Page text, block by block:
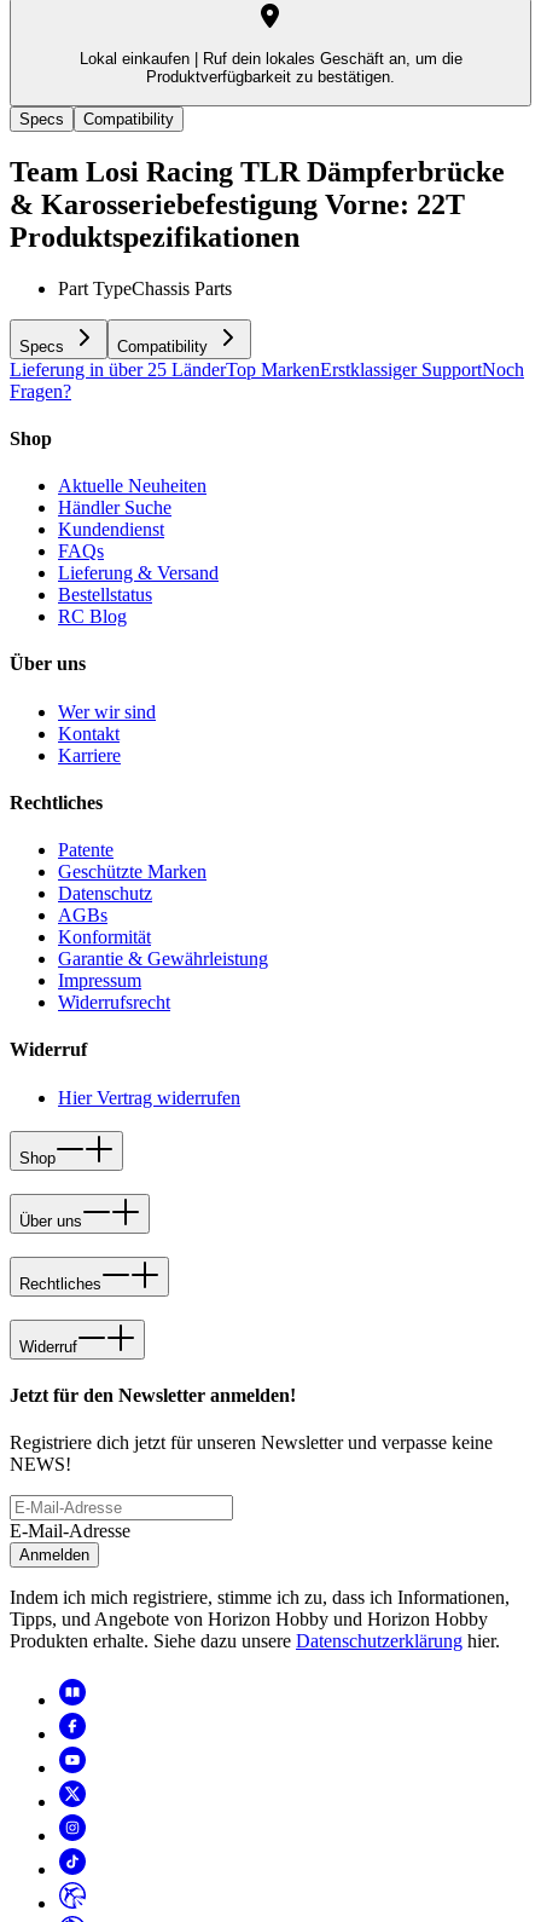
Lokal einkaufen |
Ruf dein lokales Geschäft an, um die
Produktverfügbarkeit zu bestätigen.
Specs Compatibility
Team Losi Racing TLR Dämpferbrücke
& Karosseriebefestigung Vorne: 22T
Produktspezifikationen
Part TypeChassis Parts
Specs Compatibility
Lieferung in über 25 LänderTop MarkenErstklassiger SupportNoch
Fragen?
Shop
Aktuelle Neuheiten
Händler Suche
Kundendienst
FAQs
Lieferung & Versand
Bestellstatus
RC Blog
Über uns
Wer wir sind
Kontakt
Karriere
Rechtliches
Patente
Geschützte Marken
Datenschutz
AGBs
Konformität
Garantie & Gewährleistung
Impressum
Widerrufsrecht
Widerruf
Hier Vertrag widerrufen
Shop
Über uns
Rechtliches
Widerruf
Jetzt für den Newsletter anmelden!
Registriere dich jetzt für unseren Newsletter und verpasse keine
NEWS!
E-Mail-Adresse
Anmelden
Indem ich mich registriere, stimme ich zu, dass ich Informationen,
Tipps, und Angebote von Horizon Hobby und Horizon Hobby
Produkten erhalte. Siehe dazu unsere Datenschutzerklärung hier.